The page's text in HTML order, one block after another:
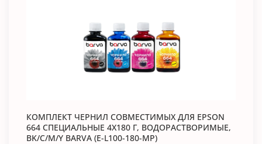
КОМПЛЕКТ ЧЕРНИЛ СОВМЕСТИМЫХ ДЛЯ EPSON
664 СПЕЦИАЛЬНЫЕ 4X180 Г, ВОДОРАСТВОРИМЫЕ,
BK/C/M/Y BARVA (E-L100-180-MP)